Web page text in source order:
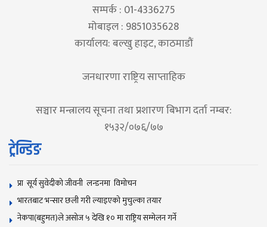
सम्पर्क : 01-4336275
मोबाइल : 9851035628
कार्यालय: बल्खु हाइट, काठमाडौं
जनधारणा राष्ट्रिय साप्ताहिक
सञ्चार मन्त्रालय सूचना तथा प्रशारण बिभाग दर्ता नम्बर:
१५३२/०७६/७७
ट्रेन्डिङ
प्रा सूर्य सुवेदीको जीवनी लन्डनमा विमोचन
भारतबाट भन्सार छली गरी ल्याइएको मुचुल्का तयार
नेकपा(बहुमत)ले असोज ५ देखि १० मा राष्ट्रिय सम्मेलन गर्ने